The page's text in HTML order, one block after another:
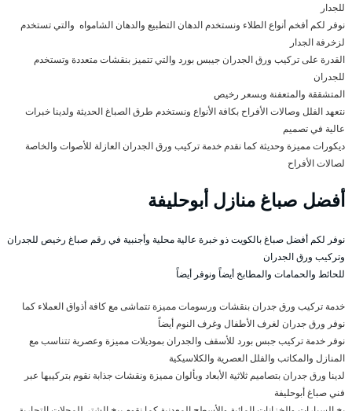
للجدار
نوفر لكم أفخم أنواع الطلاء ونستخدم الدهان التطبيع والدهان الشامواه والتي تستخدم
لزخرفة الجدار
القدرة على تركيب ورق الجدران جيبس بورد والتي تتميز بنقشات متعددة وتستخدم
للجدران
المتشققة والمتعفنة وبسعر رخيص
نتعهد الفلل وصالات الأفراح بكافة الأنواع ونستخدم طرق الصباغ الحديثة ولدينا خبرات
عالية في تصميم
ديكورات مميزة وحديثة كما نقدم خدمة تركيب ورق الجدران العازلة للأصوات والخاصة
لصالات الأفراح
أفضل صباغ منازل أبوحليفة
نوفر لكم أفضل صباغ بالكويت ذو خبرة عالية محلية وأجنبية في رقم صباغ رخيص للجدران
وتركيب ورق الجدران
للحائط والحمامات والمطابخ أيضاً ونوفر أيضاً
خدمة تركيب ورق جدران بنقشات ورسومات مميزة تتماشى مع كافة أذواق العملاء كما
نوفر ورق جدران لغرف الأطفال وغرف النوم أيضاً
نوفر خدمة تركيب جبس بورد للأسقف والجدران بموديلات مميزة وعصرية تتناسب مع
المنازل والمكاتب والفلل العصرية والكلاسيكية
لدينا ورق جدران بتصاميم ثلاثية الأبعاد وبألوان مميزة ونقشات جذابة نقوم بتركيبها عبر
فني صباغ أبوحليفة